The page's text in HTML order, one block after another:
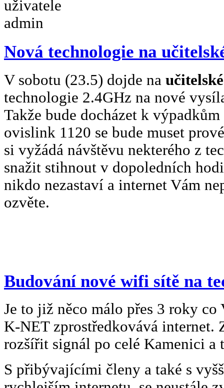
Nová technologie na
V sobotu (23.5) dojde na
technologie 2.4GHz na nové
Takže bude docházet k
ovislink 1120 se bude muset
si vyžádá návštěvu nekterého z
snažit stihnout v dopoledních
nikdo nezastaví a internet Vám
ozvěte.
Budování nové wifi sítě na
Je to již něco málo přes 3 roky co
K-NET zprostředkovává internet.
rozšířit signál po celé Kamenici a
S přibývajícími členy a také s